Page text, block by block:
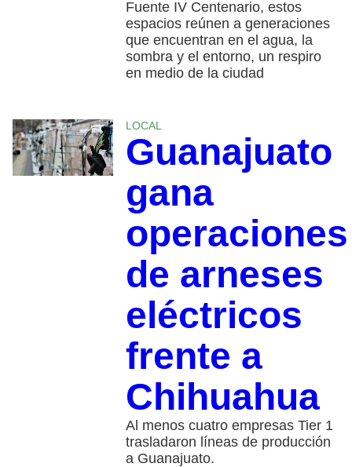
Fuente IV Centenario, estos
espacios reúnen a generaciones
que encuentran en el agua, la
sombra y el entorno, un respiro
en medio de la ciudad
LOCAL
Guanajuato
gana
operaciones
de arneses
eléctricos
frente a
Chihuahua
Al menos cuatro empresas Tier 1
trasladaron líneas de producción
a Guanajuato.